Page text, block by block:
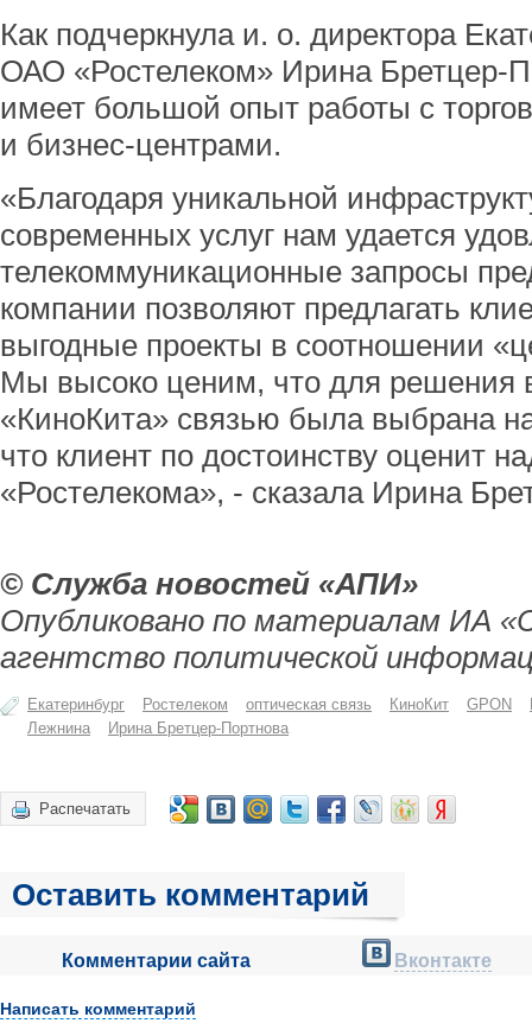
Как подчеркнула и. о. директора
ОАО «Ростелеком» Ирина Бретцер-
имеет большой опыт работы с
и бизнес-центрами.
«Благодаря уникальной
современных услуг нам удается
телекоммуникационные запросы
компании позволяют предлагать
выгодные проекты в соотношении
Мы высоко ценим, что для решения
«КиноКита» связью была выбрана
что клиент по достоинству оценит
«Ростелекома», - сказала Ирина
© Служба новостей «АПИ»
Опубликовано по материалам ИА
агентство политической
Екатеринбург Ростелеком оптическая связь КиноКит GPON
Лежнина
Ирина Бретцер-Портнова
Распечатать
Оставить комментарий
Комментарии сайта Вконтакте
Написать комментарий